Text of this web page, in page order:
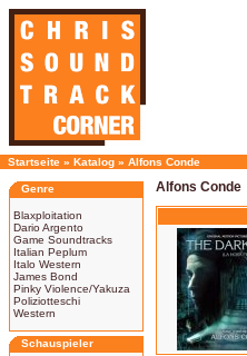
Startseite » Katalog » Alfons Conde
Genre
Blaxploitation
Dario Argento
Game Soundtracks
Italian Peplum
Italo Western
James Bond
Pinky Violence/Yakuza
Poliziotteschi
Western
Schauspieler
Alfons Conde